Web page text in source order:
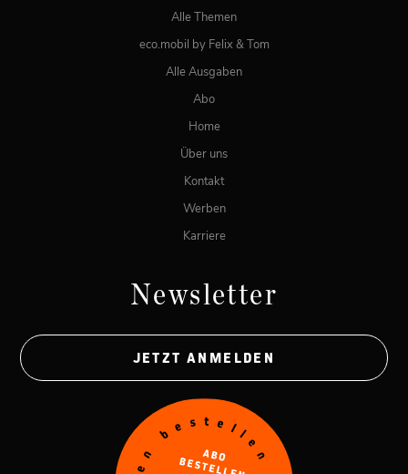
Alle Themen
eco.mobil by Felix & Tom
Alle Ausgaben
Abo
Home
Über uns
Kontakt
Werben
Karriere
Newsletter
JETZT ANMELDEN